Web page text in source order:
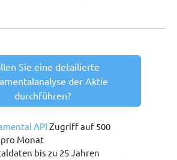
Sie eine detailierte
der Aktie
durchführen?
API Zugriff auf 500
Monat
bis zu 25 Jahren